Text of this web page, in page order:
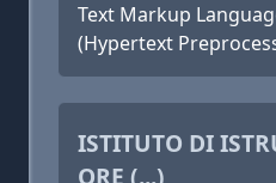
Text Markup
(Hypertext
ISTITUTO DI
ORE (...)